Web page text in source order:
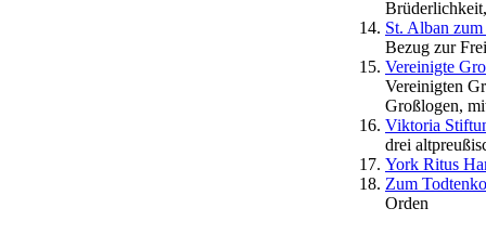
St. Alban
Bezug zur
Vereinigte
Vereinigten
Großlogen,
Viktoria
drei
York Ritus
Zum
Orden